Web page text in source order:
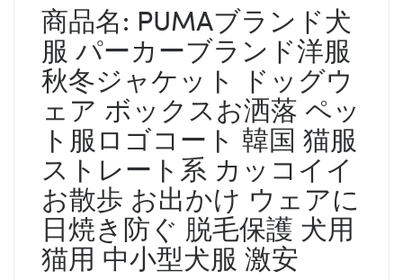
商品名: PUMAブランド犬
服 パーカーブランド洋服
秋冬ジャケット ドッグウ
ェア ボックスお洒落 ペッ
ト服ロゴコート 韓国 猫服
ストレート系 カッコイイ
お散歩 お出かけ ウェアに
日焼き防ぐ 脱毛保護 犬用
猫用 中小型犬服 激安